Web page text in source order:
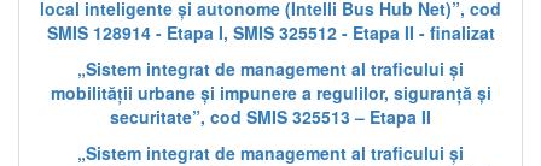
local inteligente și autonome (Intelli Bus Hub Net)”, cod
SMIS 128914 - Etapa I, SMIS 325512 - Etapa II - finalizat
„Sistem integrat de management al traficului și
mobilității urbane și impunere a regulilor, siguranță și
securitate”, cod SMIS 325513 – Etapa II
„Sistem integrat de management al traficului și